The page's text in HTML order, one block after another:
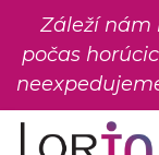
Záleží nám
počas